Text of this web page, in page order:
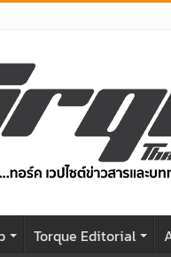
Torque Editorial